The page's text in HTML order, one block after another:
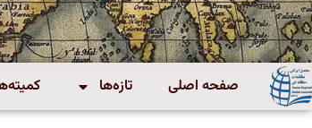
صفحه اصلی تازه‌ها